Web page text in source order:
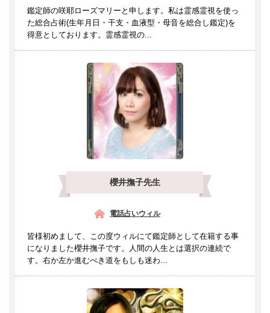
鑑定師の咲耶ローズマリーと申します。私は霊感霊視を使っ
た総合占術(生年月日・干支・血液型・母音を総合し鑑定)を
得意としております。霊感霊視の...
櫻井撫子先生
電話占いウィル
皆様初めまして、この度ウィルにて鑑定師として在籍する事
になりました櫻井撫子です。人間の人生とは選択の連続で
す。右か左か進むべき道をもしも迷わ...